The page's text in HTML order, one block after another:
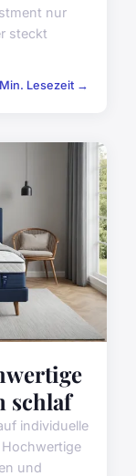
nur
steckt
Lesezeit →
schlaf
individuelle
und